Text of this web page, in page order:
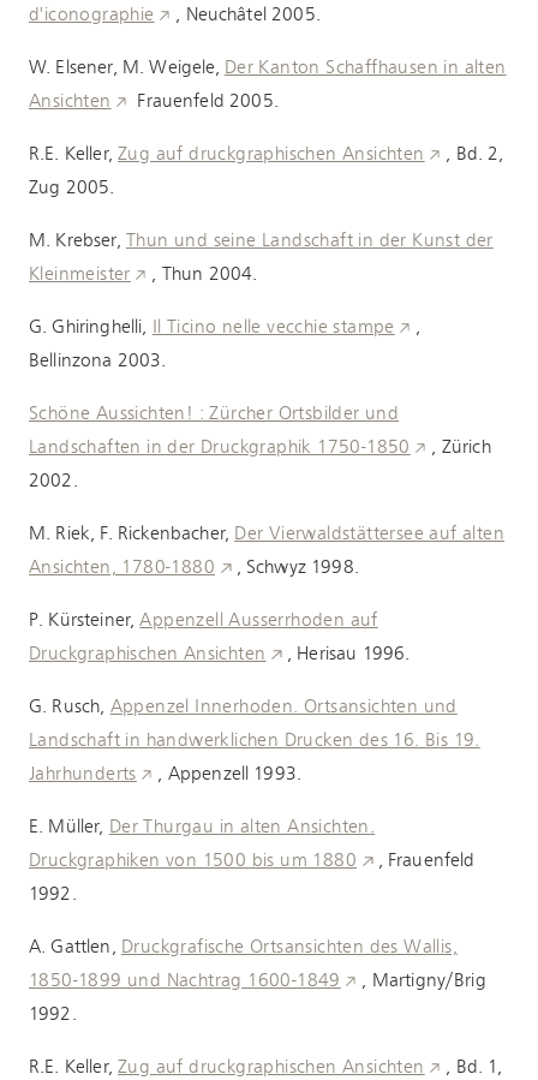
d'iconographie , Neuchâtel 2005.
W. Elsener, M. Weigele, Der Kanton Schaffhausen in alten
Ansichten
Frauenfeld 2005.
R.E. Keller,Zug auf druckgraphischen Ansichten
, Bd. 2,
Zug 2005.
M. Krebser, Thun und seine Landschaft in der Kunst der
Kleinmeister
, Thun 2004.
G. Ghiringhelli, Il Ticino nelle vecchie stampe
,
Bellinzona 2003.
Schöne Aussichten! : Zürcher Ortsbilder und
Landschaften in der Druckgraphik 1750-1850
, Zürich
2002.
M. Riek, F. Rickenbacher, Der Vierwaldstättersee auf alten
Ansichten, 1780-1880
, Schwyz 1998.
P. Kürsteiner,Appenzell Ausserrhoden auf
Druckgraphischen Ansichten
, Herisau 1996.
G. Rusch, Appenzel Innerhoden. Ortsansichten und
Landschaft in handwerklichen Drucken des 16. Bis 19.
Jahrhunderts
, Appenzell 1993.
E. Müller, Der Thurgau in alten Ansichten.
Druckgraphiken von 1500 bis um 1880
, Frauenfeld
1992.
A. Gattlen, Druckgrafische Ortsansichten des Wallis,
1850-1899 und Nachtrag 1600-1849
, Martigny/Brig
1992.
R.E. Keller,Zug auf druckgraphischen Ansichten
, Bd. 1,